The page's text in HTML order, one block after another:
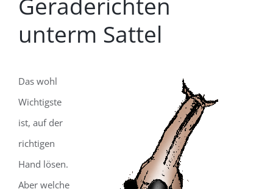
unterm Sattel
Das wohl
Wichtigste
ist, auf der
richtigen
Hand lösen.
Aber welche